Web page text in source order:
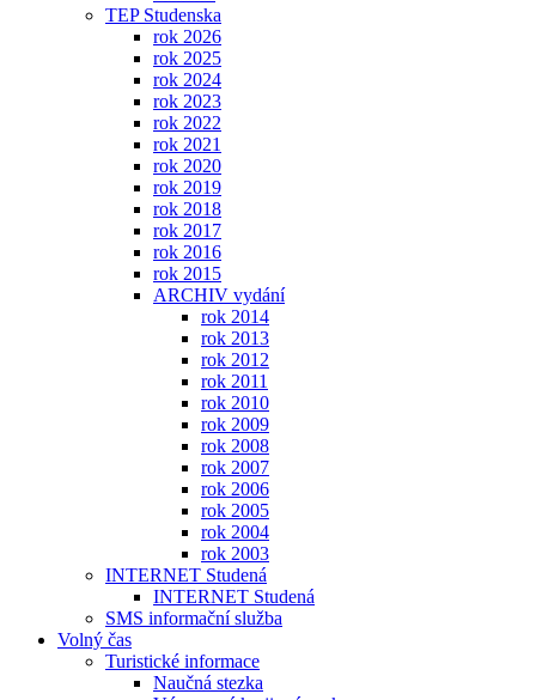
TEP Studenska
rok 2026
rok 2025
rok 2024
rok 2023
rok 2022
rok 2021
rok 2020
rok 2019
rok 2018
rok 2017
rok 2016
rok 2015
ARCHIV vydání
rok 2014
rok 2013
rok 2012
rok 2011
rok 2010
rok 2009
rok 2008
rok 2007
rok 2006
rok 2005
rok 2004
rok 2003
INTERNET Studená
INTERNET Studená
SMS informační služba
Volný čas
Turistické informace
Naučná stezka